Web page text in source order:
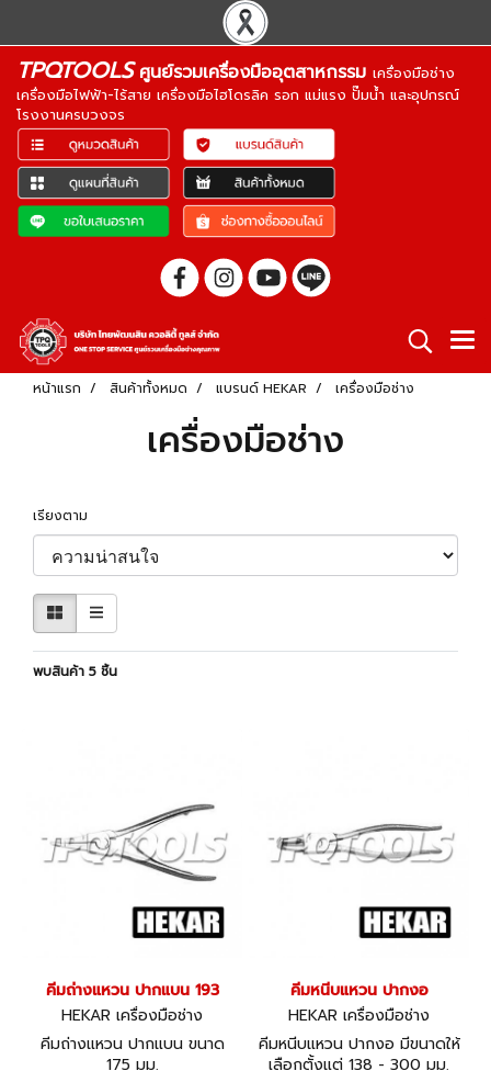
TPQTOOLSศูนย์รวมเครื่องมืออุตสาหกรรม เครื่องมือช่าง
เครื่องมือไฟฟ้า-ไร้สาย เครื่องมือไฮโดรลิค รอก แม่แรง ปั๊มน้ำ และอุปกรณ์
โรงงานครบวงจร
หน้าแรก สินค้าทั้งหมด แบรนด์ HEKAR เครื่องมือช่าง
เครื่องมือช่าง
เรียงตาม
พบสินค้า 5 ชิ้น
คีมถ่างแหวน ปากแบน 193
HEKAR เครื่องมือช่าง
คีมถ่างแหวน ปากแบน ขนาด
175 มม.
คีมหนีบแหวน ปากงอ
HEKAR เครื่องมือช่าง
คีมหนีบแหวน ปากงอ มีขนาดให้
เลือกตั้งแต่ 138 - 300 มม.